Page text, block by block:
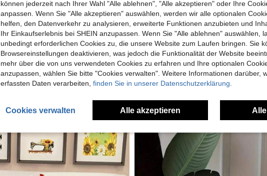
Hilfreich (0)
Mehr Bewertungen Ansehen
können jederzeit nach Ihrer Wahl "Alle ablehnen", "Alle akzeptieren" oder Ihre
anpassen. Wenn Sie "Alle akzeptieren" auswählen, werden wir alle optionalen
helfen, den Datenverkehr zu analysieren, erweiterte Funktionen anzubieten und
Ihr Einkaufserlebnis bei SHEIN anzupassen. Wenn Sie "Alle ablehnen" auswählen,
unbedingt erforderlichen Cookies zu, die unsere Website zum Laufen bringen. Sie
Browsereinstellungen deaktivieren, was jedoch die Funktionalität der Website
mehr über die von uns verwendeten Cookies zu erfahren und Ihre optionalen
anzupassen, wählen Sie bitte "Cookies verwalten". Weitere Informationen darüber,
erfassten Daten verarbeiten, finden Sie in unserer Datenschutzerklärung.
Cookies verwalten Alle akzeptieren